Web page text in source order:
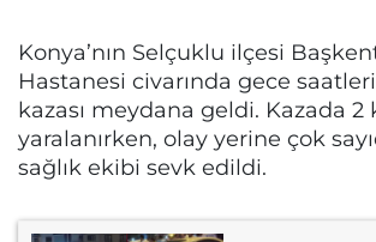
Konya’nın Selçuklu ilçesi
Hastanesi civarında gece
kazası meydana geldi. Kazada 2
yaralanırken, olay yerine çok
sağlık ekibi sevk edildi.